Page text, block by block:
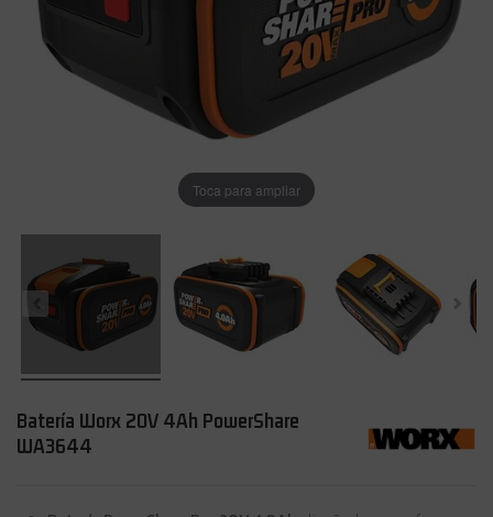
Toca para ampliar
Batería Worx 20V 4Ah PowerShare
WA3644